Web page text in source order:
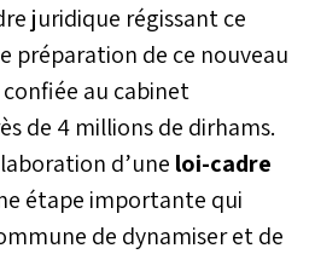
juridique régissant ce
préparation de ce nouveau
au cabinet
de 4 millions de dirhams.
d’une loi-cadre
étape importante qui
de dynamiser et de